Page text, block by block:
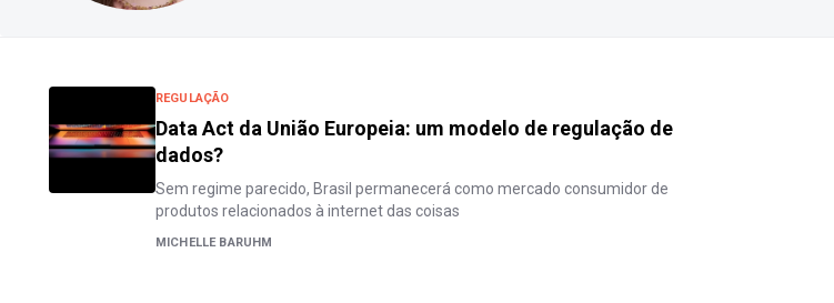
REGULAÇÃO
Data Act da União Europeia: um modelo de regulação de
dados?
Sem regime parecido, Brasil permanecerá como mercado consumidor de
produtos relacionados à internet das coisas
MICHELLE BARUHM